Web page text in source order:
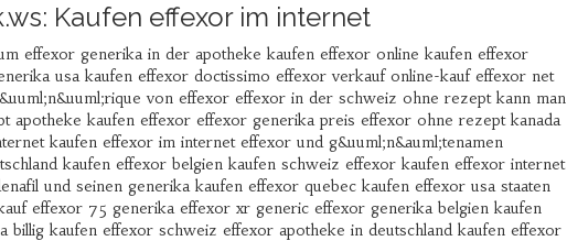
Kaufen effexor im internet
effexor generika in der apotheke kaufen effexor online kaufen effexor
usa kaufen effexor doctissimo effexor verkauf online-kauf effexor net
von effexor effexor in der schweiz ohne rezept kann man
kaufen effexor effexor generika preis effexor ohne rezept kanada
kaufen effexor im internet effexor und g&uuml;n&auml;tenamen
kaufen effexor belgien kaufen schweiz effexor kaufen effexor internet
und seinen generika kaufen effexor quebec kaufen effexor usa staaten
effexor 75 generika effexor xr generic effexor generika belgien kaufen
kaufen effexor schweiz effexor apotheke in deutschland kaufen effexor